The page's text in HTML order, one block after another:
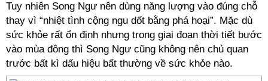
Tuy nhiên Song Ngư nên dùng năng lượng vào đúng chỗ
thay vì “nhiệt tình cộng ngu dốt bằng phá hoại”. Mặc dù
sức khỏe rất ổn định nhưng trong giai đoạn thời tiết bước
vào mùa đông thì Song Ngư cũng không nên chủ quan
trước bất kì dấu hiệu bất thường về sức khỏe nào.